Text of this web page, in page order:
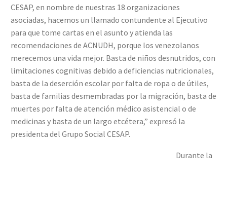
CESAP, en nombre de nuestras 18 organizaciones
asociadas, hacemos un llamado contundente al Ejecutivo
para que tome cartas en el asunto y atienda las
recomendaciones de ACNUDH, porque los venezolanos
merecemos una vida mejor. Basta de niños desnutridos, con
limitaciones cognitivas debido a deficiencias nutricionales,
basta de la deserción escolar por falta de ropa o de útiles,
basta de familias desmembradas por la migración, basta de
muertes por falta de atención médico asistencial o de
medicinas y basta de un largo etcétera,” expresó la
presidenta del Grupo Social CESAP.
Durante la